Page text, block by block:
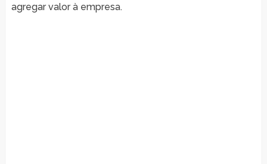
agregar valor à empresa.